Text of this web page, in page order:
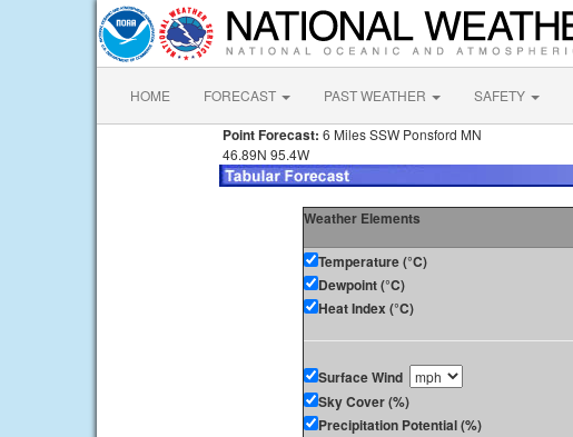
HOME FORECAST PAST WEATHER SAFETY
Point Forecast: 6 Miles SSW Ponsford MN
46.89N 95.4W
Weather Elements
Temperature (°C)
Dewpoint (°C)
Heat Index (°C)
Surface Wind
Sky Cover (%)
Precipitation Potential (%)